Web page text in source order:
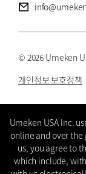
© 2026 Umeken
개인정보 보호정책
Umeken USA Inc.
online and over the
us, you agree to
which include,